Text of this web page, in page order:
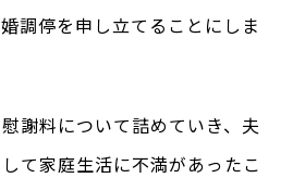
調停を申し立てることにしま
謝料について詰めていき、夫
て家庭生活に不満があったこ